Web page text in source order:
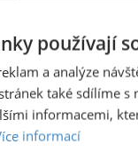
používají
a analýze
také sdílíme
informacemi,
informací